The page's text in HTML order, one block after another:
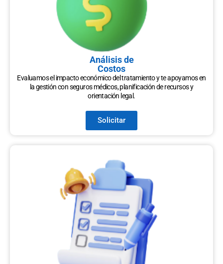
Análisis de
Costos
Evaluamos el impacto económico del tratamiento y te apoyamos en
la gestión con seguros médicos, planificación de recursos y
orientación legal.
Solicitar